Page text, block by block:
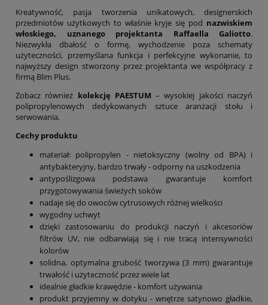
Kreatywność, pasja tworzenia unikatowych, designerskich
przedmiotów użytkowych to właśnie kryje się pod nazwiskiem
włoskiego, uznanego projektanta Raffaella Galiotto.
Niezwykła dbałość o formę, wychodzenie poza schematy
użyteczności, przemyślana funkcja i perfekcyjne wykonanie, to
najwyższy design stworzony przez projektanta we współpracy z
firmą Blim Plus.
Zobacz również kolekcję PAESTUM – wysokiej jakości naczyń
polipropylenowych dedykowanych sztuce aranżacji stołu i
serwowania.
Cechy produktu
materiał: polipropylen - nietoksyczny (wolny od BPA) i
antybakteryjny, bardzo trwały - odporny na uszkodzenia
antypoślizgowa podstawa gwarantuje komfort
przygotowywania świeżych soków
nadaje się do owoców cytrusowych różnej wielkości
wygodny uchwyt
dzięki zastosowaniu do produkcji naczyń i akcesoriów
filtrów UV, nie odbarwiają się i nie tracą intensywności
kolorów
solidna, optymalna grubość tworzywa (3 mm) gwarantuje
trwałość i użyteczność przez wiele lat
idealnie gładkie krawędzie - komfort używania
produkt przyjemny w dotyku - wnętrze satynowo gładkie,